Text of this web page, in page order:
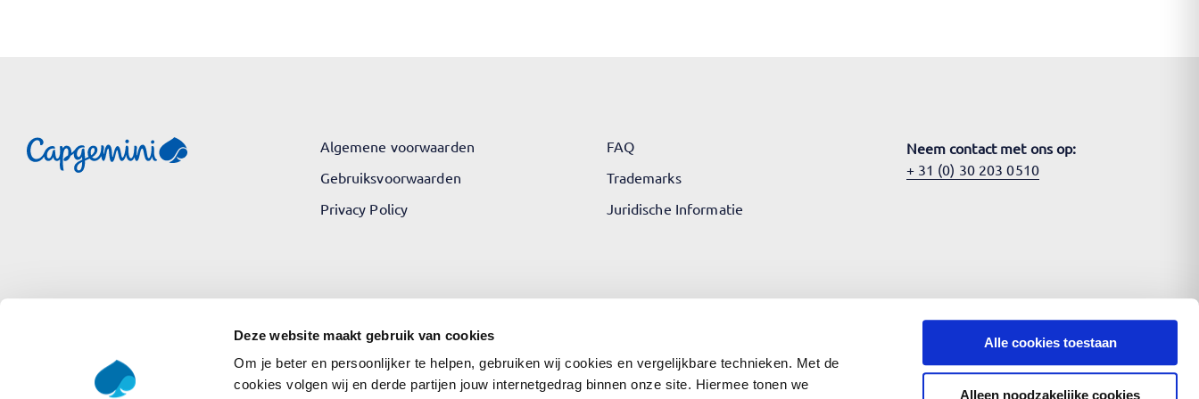
Deze website maakt gebruik van cookies
Om je beter en persoonlijker te helpen, gebruiken wij cookies en vergelijkbare technieken. Met de
cookies volgen wij en derde partijen jouw internetgedrag binnen onze site. Hiermee tonen we
Alle cookies toestaan
Alleen noodzakelijke cookies
Algemene voorwaarden
Gebruiksvoorwaarden
Privacy Policy
FAQ
Trademarks
Juridische Informatie
Neem contact met ons op:
+ 31 (0) 30 203 0510
© 2026 Capgemini. All rights reserved.